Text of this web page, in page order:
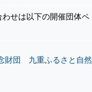
せは以下の開催団体ペ
財団 九重ふるさと自然